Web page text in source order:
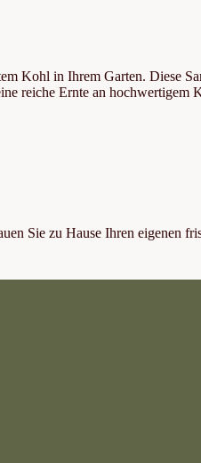
Kohl in Ihrem Garten. Diese
reiche Ernte an
Sie zu Hause Ihren eigenen